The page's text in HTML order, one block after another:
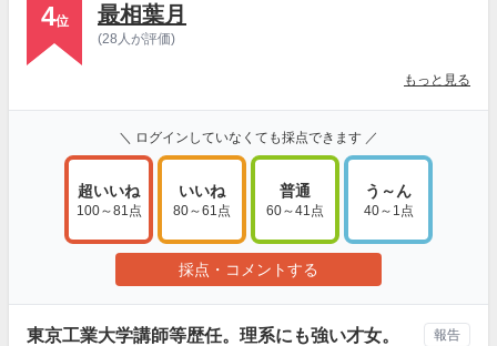
4位 最相葉月
(28人が評価)
もっと見る
＼ ログインしていなくても採点できます ／
超いいね
100～81点
いいね
80～61点
普通
60～41点
う～ん
40～1点
採点・コメントする
東京工業大学講師等歴任。理系にも強い才女。 報告